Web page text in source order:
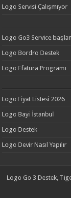
Logo Servisi Çalışmıyor
Logo Go3 Service
Logo Bordro Destek
Logo Efatura Programı
Logo Fiyat Listesi 2026
Logo Bayi İstanbul
Logo Destek
Logo Devir Nasıl Yapılır
Logo Go 3 Destek,